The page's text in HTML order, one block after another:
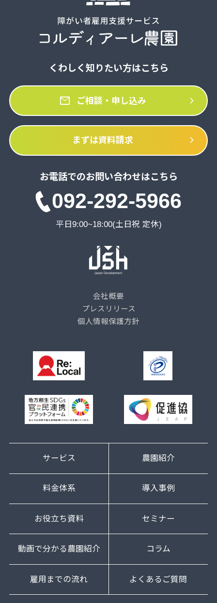
くわしく知りたい方はこちら
mail ご相談・申し込み chevron_right
まずは資料請求 chevron_right
お電話でのお問い合わせはこちら
092-292-5966
平日9:00~18:00(土日祝 定休)
会社概要
プレスリリース
個人情報保護方針
サービス 農園紹介
料金体系 導入事例
お役立ち資料 セミナー
動画で分かる農園紹介 コラム
雇用までの流れ よくあるご質問